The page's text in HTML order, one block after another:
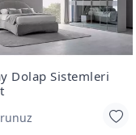
Dolap Sistemleri